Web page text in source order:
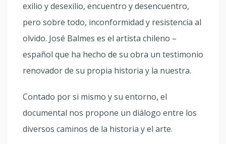
exilio y desexilio, encuentro y desencuentro,
pero sobre todo, inconformidad y resistencia al
olvido. José Balmes es el artista chileno –
español que ha hecho de su obra un testimonio
renovador de su propia historia y la nuestra.
Contado por si mismo y su entorno, el
documental nos propone un diálogo entre los
diversos caminos de la historia y el arte.